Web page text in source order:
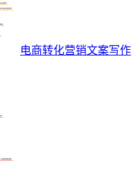
电商转化营销文案写作